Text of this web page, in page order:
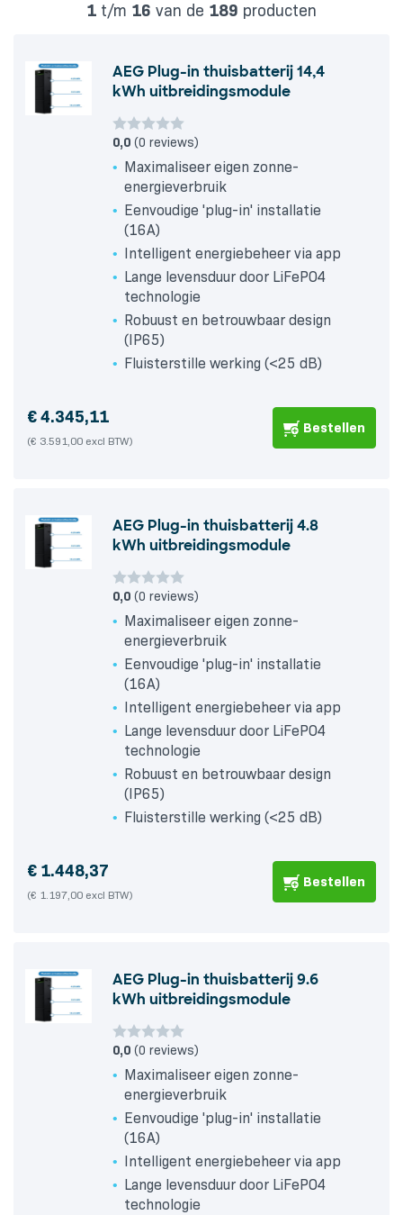
1 t/m 16 van de 189 producten
AEG Plug-in thuisbatterij 14,4
kWh uitbreidingsmodule
0,0 (0 reviews)
Maximaliseer eigen zonne-
energieverbruik
Eenvoudige 'plug-in' installatie
(16A)
Intelligent energiebeheer via app
Lange levensduur door LiFePO4
technologie
Robuust en betrouwbaar design
(IP65)
Fluisterstille werking (<25 dB)
€4.345,11
(€ 3.591,00 excl BTW)
Bestellen
AEG Plug-in thuisbatterij 4.8
kWh uitbreidingsmodule
0,0 (0 reviews)
Maximaliseer eigen zonne-
energieverbruik
Eenvoudige 'plug-in' installatie
(16A)
Intelligent energiebeheer via app
Lange levensduur door LiFePO4
technologie
Robuust en betrouwbaar design
(IP65)
Fluisterstille werking (<25 dB)
€ 1.448,37
(€ 1.197,00 excl BTW)
Bestellen
AEG Plug-in thuisbatterij 9.6
kWh uitbreidingsmodule
0,0 (0 reviews)
Maximaliseer eigen zonne-
energieverbruik
Eenvoudige 'plug-in' installatie
(16A)
Intelligent energiebeheer via app
Lange levensduur door LiFePO4
technologie